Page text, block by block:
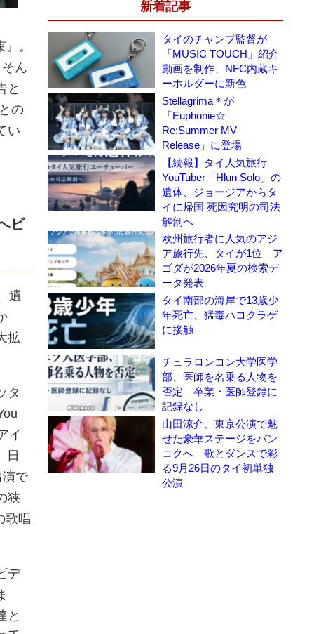
。
ん
と
の
い
ビ
遺
拡
タ
イ
日
演で
狭
歌唱
デ
と
新着記事
タイのチャンプ監督が
「MUSIC TOUCH」紹介
動画を制作、NFC内蔵キ
ーホルダーに新色
Stellagrima＊が
「Euphonie☆
Re:Summer MV
Release」に登場
【続報】タイ人気旅行
YouTuber「Hlun Solo」の
遺体、ジョージアからタ
イに帰国 死因究明の司法
解剖へ
欧州旅行者に人気のアジ
ア旅行先、タイが1位 ア
ゴダが2026年夏の検索デ
ータ発表
タイ南部の海岸で13歳少
年死亡、猛毒ハコクラゲ
に接触
チュラロンコン大学医学
部、医師を名乗る人物を
否定 卒業・医師登録に
記録なし
山田涼介、東京公演で魅
せた豪華ステージをバン
コクへ 歌とダンスで彩
る9月26日のタイ初単独
公演